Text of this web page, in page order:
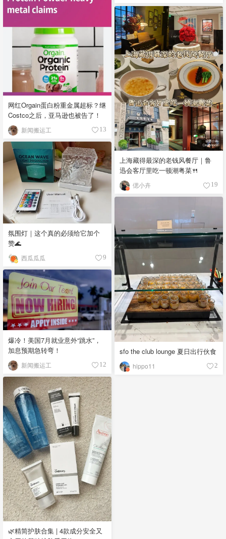
网红Orgain蛋白粉重金属超标？继
Costco之后，亚马逊也被告了！
新闻搬运工 13
上海藏得最深的老钱风餐厅｜鲁
迅会客厅里吃一顿潮粤菜🍴
偲小卉 19
氛围灯｜这个真的必须给它加个
赞🌊
西瓜瓜瓜 9
sfo the club lounge 夏日出行伙食
hippo11 2
爆冷！美国7月就业意外“跳水”，
加息预期急转弯！
新闻搬运工 12
🌿精简护肤合集 | 4款成分安全又